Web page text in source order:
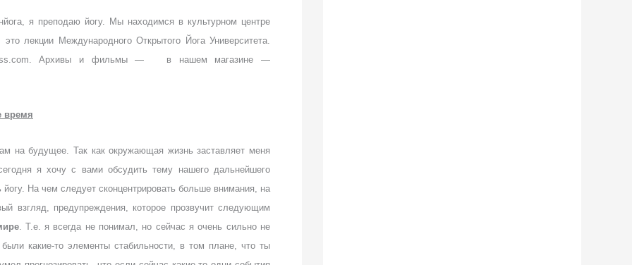
я преподаю йогу. Мы находимся в культурном центре
лекции Международного Открытого Йога Университета.
Архивы и фильмы — в нашем магазине —
время
на будущее. Так как окружающая жизнь заставляет меня
я хочу с вами обсудить тему нашего дальнейшего
На чем следует сконцентрировать больше внимания, на
взгляд, предупреждения, которое прозвучит следующим
. Т.е. я всегда не понимал, но сейчас я очень сильно не
какие-то элементы стабильности, в том плане, что ты